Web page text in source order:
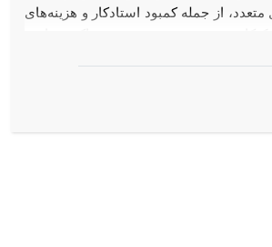
از جمله کمبود استادکار و هزینه‌های
که هنرمندان عرصۀ نازک‌کاری سنندجی بر